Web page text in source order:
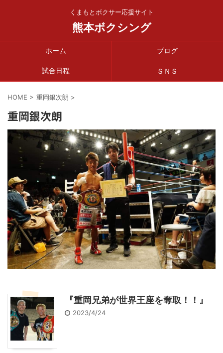
くまもとボクサー応援サイト
熊本ボクシング
ホーム ブログ
試合日程 ＳＮＳ
HOME > 重岡銀次朗 >
重岡銀次朗
『重岡兄弟が世界王座を奪取！！』
2023/4/24